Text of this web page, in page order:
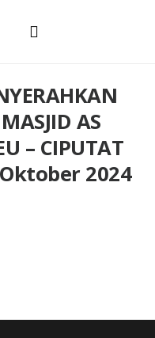
AS
– CIPUTAT
2024